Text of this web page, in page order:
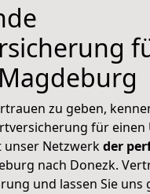
zu geben,
für einen
unser Netzwerkder
nach Donezk.
und lassen Sie uns